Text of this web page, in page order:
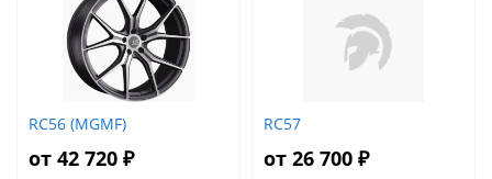
RC56 (MGMF)
от 42 720 ₽
RC57
от 26 700 ₽